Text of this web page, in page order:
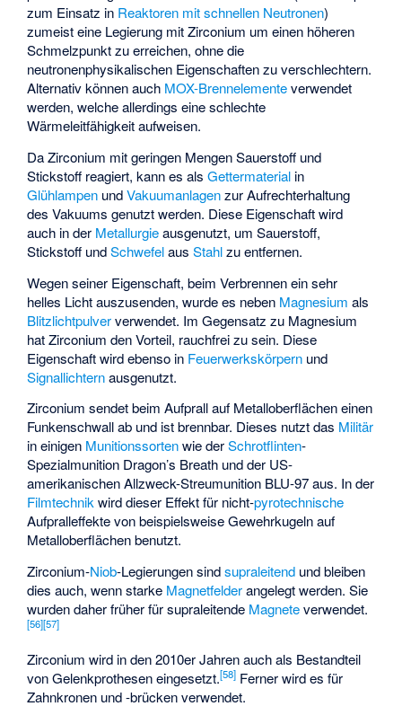
zum Einsatz in Reaktoren mit schnellen Neutronen)
zumeist eine Legierung mit Zirconium um einen höheren
Schmelzpunkt zu erreichen, ohne die
neutronenphysikalischen Eigenschaften zu verschlechtern.
Alternativ können auch MOX-Brennelementeverwendet
werden, welche allerdings eine schlechte
Wärmeleitfähigkeit aufweisen.
Da Zirconium mit geringen Mengen Sauerstoff und
Stickstoff reagiert, kann es alsGettermaterial in
Glühlampen undVakuumanlagenzur Aufrechterhaltung
des Vakuums genutzt werden. Diese Eigenschaft wird
auch in der Metallurgieausgenutzt, um Sauerstoff,
Stickstoff undSchwefelausStahlzu entfernen.
Wegen seiner Eigenschaft, beim Verbrennen ein sehr
helles Licht auszusenden, wurde es neben Magnesium als
Blitzlichtpulververwendet. Im Gegensatz zu Magnesium
hat Zirconium den Vorteil, rauchfrei zu sein. Diese
Eigenschaft wird ebenso in Feuerwerkskörpern und
Signallichternausgenutzt.
Zirconium sendet beim Aufprall auf Metalloberflächen einen
Funkenschwall ab und ist brennbar. Dieses nutzt das Militär
in einigen Munitionssortenwie derSchrotflinten-
Spezialmunition Dragon’s Breath und der US-
amerikanischen Allzweck-Streumunition BLU-97aus. In der
Filmtechnikwird dieser Effekt für nicht-pyrotechnische
Aufpralleffekte von beispielsweise Gewehrkugeln auf
Metalloberflächen benutzt.
Zirconium-Niob-Legierungen sindsupraleitend und bleiben
dies auch, wenn starke Magnetfelderangelegt werden. Sie
wurden daher früher für supraleitende Magneteverwendet.
[56][57]
Zirconium wird in den 2010er Jahren auch als Bestandteil
von Gelenkprothesen eingesetzt.[58] Ferner wird es für
Zahnkronen und -brücken verwendet.